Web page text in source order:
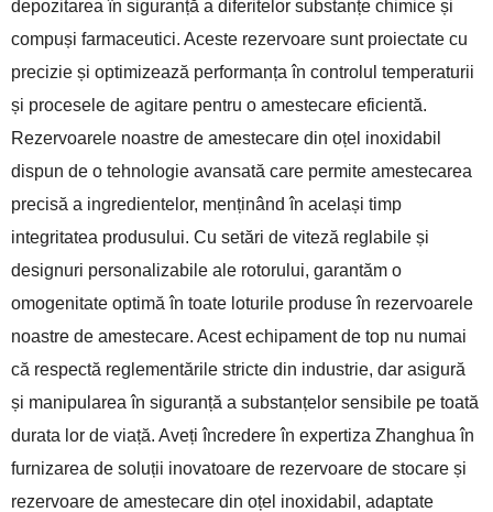
depozitarea în siguranță a diferitelor substanțe chimice și
compuși farmaceutici. Aceste rezervoare sunt proiectate cu
precizie și optimizează performanța în controlul temperaturii
și procesele de agitare pentru o amestecare eficientă.
Rezervoarele noastre de amestecare din oțel inoxidabil
dispun de o tehnologie avansată care permite amestecarea
precisă a ingredientelor, menținând în același timp
integritatea produsului. Cu setări de viteză reglabile și
designuri personalizabile ale rotorului, garantăm o
omogenitate optimă în toate loturile produse în rezervoarele
noastre de amestecare. Acest echipament de top nu numai
că respectă reglementările stricte din industrie, dar asigură
și manipularea în siguranță a substanțelor sensibile pe toată
durata lor de viață. Aveți încredere în expertiza Zhanghua în
furnizarea de soluții inovatoare de rezervoare de stocare și
rezervoare de amestecare din oțel inoxidabil, adaptate